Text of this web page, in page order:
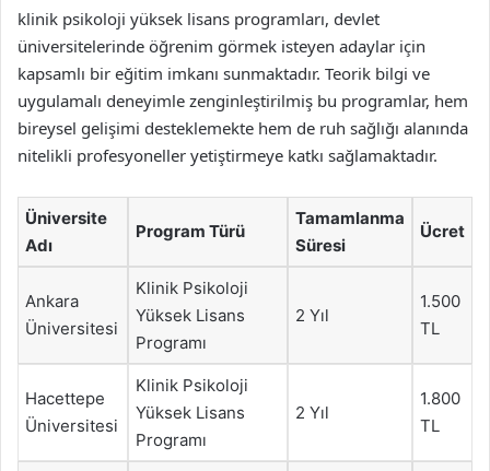
klinik psikoloji yüksek lisans programları, devlet
üniversitelerinde öğrenim görmek isteyen adaylar için
kapsamlı bir eğitim imkanı sunmaktadır. Teorik bilgi ve
uygulamalı deneyimle zenginleştirilmiş bu programlar, hem
bireysel gelişimi desteklemekte hem de ruh sağlığı alanında
nitelikli profesyoneller yetiştirmeye katkı sağlamaktadır.
Üniversite
Adı
Program Türü
Tamamlanma
Süresi
Ücret
Ankara
Üniversitesi
Klinik Psikoloji
Yüksek Lisans
Programı
2 Yıl
1.500
TL
Hacettepe
Üniversitesi
Klinik Psikoloji
Yüksek Lisans
Programı
2 Yıl
1.800
TL